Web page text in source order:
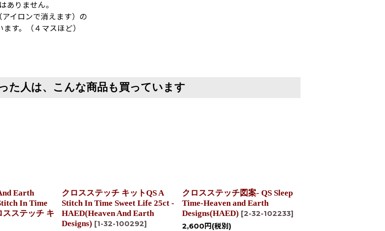
ありません。
イロンで消えます）の
す。（４マスほど）
た人は、こんな商品も買っています
Earth
In Time
スステッチ キ
クロスステッチ キットQS A
Stitch In Time Sweet Life 25ct -
HAED(Heaven And Earth
Designs) [1-32-100292]
クロスステッチ図案- QS Sleep
Time-Heaven and Earth
Designs(HAED) [2-32-102233]
2,600 円 (税別)